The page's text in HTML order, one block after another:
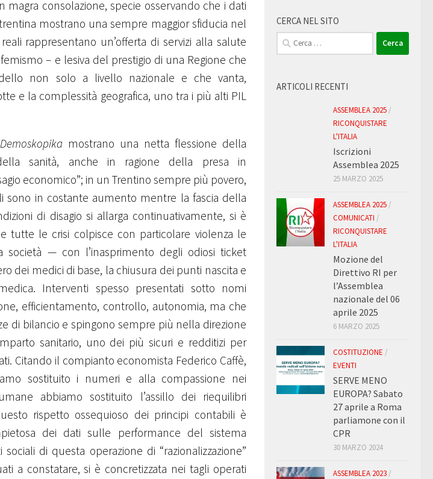
consolazione, specie osservando che i dati
mostrano una sempre maggior sfiducia nel
rappresentano un’offerta di servizi alla salute
– e lesiva del prestigio di una Regione che
non solo a livello nazionale e che vanta,
e la complessità geografica, uno tra i più alti PIL
Demoskopika mostrano una netta flessione della
sanità, anche in ragione della presa in
economico”; in un Trentino sempre più povero,
sono in costante aumento mentre la fascia della
di disagio si allarga continuativamente, si è
tutte le crisi colpisce con particolare violenza le
— con l’inasprimento degli odiosi ticket
dei medici di base, la chiusura dei punti nascita e
Interventi spesso presentati sotto nomi
efficientamento, controllo, autonomia, ma che
di bilancio e spingono sempre più nella direzione
sanitario, uno dei più sicuri e redditizi per
Citando il compianto economista Federico Caffè,
sostituito i numeri e alla compassione nei
abbiamo sostituito l’assillo dei riequilibri
rispetto ossequioso dei principi contabili è
dei dati sulle performance del sistema
di questa operazione di “razionalizzazione”
a constatare, si è concretizzata nei tagli operati
CERCA NEL SITO
Ricerca
per:
ARTICOLI RECENTI
ASSEMBLEA 2025 /
RICONQUISTARE
L'ITALIA
Iscrizioni
Assemblea 2025
25 MARZO 2025
ASSEMBLEA 2025 /
COMUNICATI /
RICONQUISTARE
L'ITALIA
Mozione del
Direttivo RI per
l’Assemblea
nazionale del 06
aprile 2025
6 MARZO 2025
COSTITUZIONE /
EVENTI
SERVE MENO
EUROPA? Sabato
27 aprile a Roma
parliamone con il
CPR
30 MARZO 2024
ASSEMBLEA 2023 /